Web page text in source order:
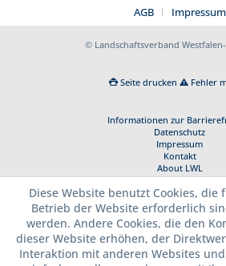
AGB
Impressum
© Landschaftsverband
Seite drucken Fehler
Informationen zur
Datenschutz
Impressum
Kontakt
About LWL
Diese Website benutzt Cookies, die
Betrieb der Website erforderlich
werden. Andere Cookies, die den
dieser Website erhöhen, der
Interaktion mit anderen Websites